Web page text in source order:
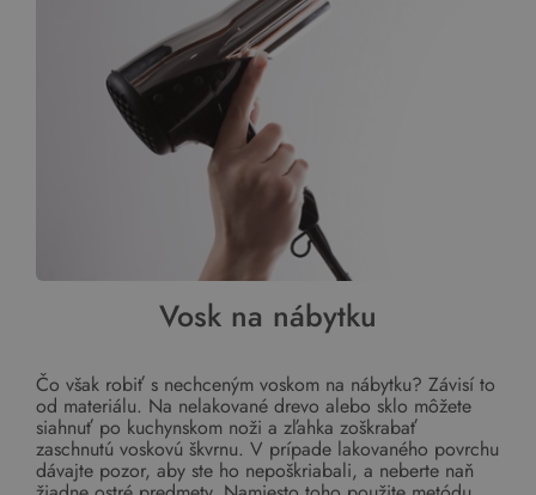
Vosk na nábytku
Čo však robiť s nechceným voskom na nábytku? Závisí to
od materiálu. Na nelakované drevo alebo sklo môžete
siahnuť po kuchynskom noži a zľahka zoškrabať
zaschnutú voskovú škvrnu. V prípade lakovaného povrchu
dávajte pozor, aby ste ho nepoškriabali, a neberte naň